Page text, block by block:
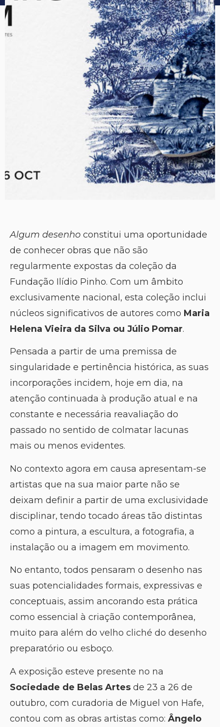
Algum desenho constitui uma oportunidade
de conhecer obras que não são
regularmente expostas da coleção da
Fundação Ilídio Pinho. Com um âmbito
exclusivamente nacional, esta coleção inclui
núcleos significativos de autores como Maria
Helena Vieira da Silva ou Júlio Pomar.
Pensada a partir de uma premissa de
singularidade e pertinência histórica, as suas
incorporações incidem, hoje em dia, na
atenção continuada à produção atual e na
constante e necessária reavaliação do
passado no sentido de colmatar lacunas
mais ou menos evidentes.
No contexto agora em causa apresentam-se
artistas que na sua maior parte não se
deixam definir a partir de uma exclusividade
disciplinar, tendo tocado áreas tão distintas
como a pintura, a escultura, a fotografia, a
instalação ou a imagem em movimento.
No entanto, todos pensaram o desenho nas
suas potencialidades formais, expressivas e
conceptuais, assim ancorando esta prática
como essencial à criação contemporânea,
muito para além do velho cliché do desenho
preparatório ou esboço.
A exposição esteve presente no na
Sociedade de Belas Artes de 23 a 26 de
outubro, com curadoria de Miguel von Hafe,
contou com as obras artistas como: Ângelo